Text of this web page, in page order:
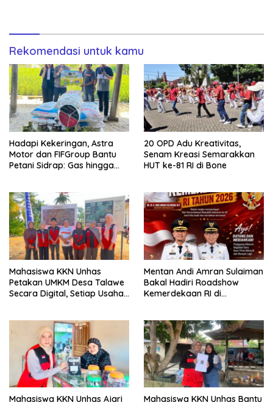
Rekomendasi untuk kamu
Hadapi Kekeringan, Astra
Motor dan FIFGroup Bantu
Petani Sidrap: Gas hingga
20 OPD Adu Kreativitas,
Senam Kreasi Semarakkan
HUT ke-81 RI di Bone
Mahasiswa KKN Unhas
Petakan UMKM Desa Talawe
Secara Digital, Setiap Usaha
Mentan Andi Amran Sulaiman
Bakal Hadiri Roadshow
Kemerdekaan RI di
Dibagikan
Mahasiswa KKN Unhas Ajari
Mahasiswa KKN Unhas Bantu